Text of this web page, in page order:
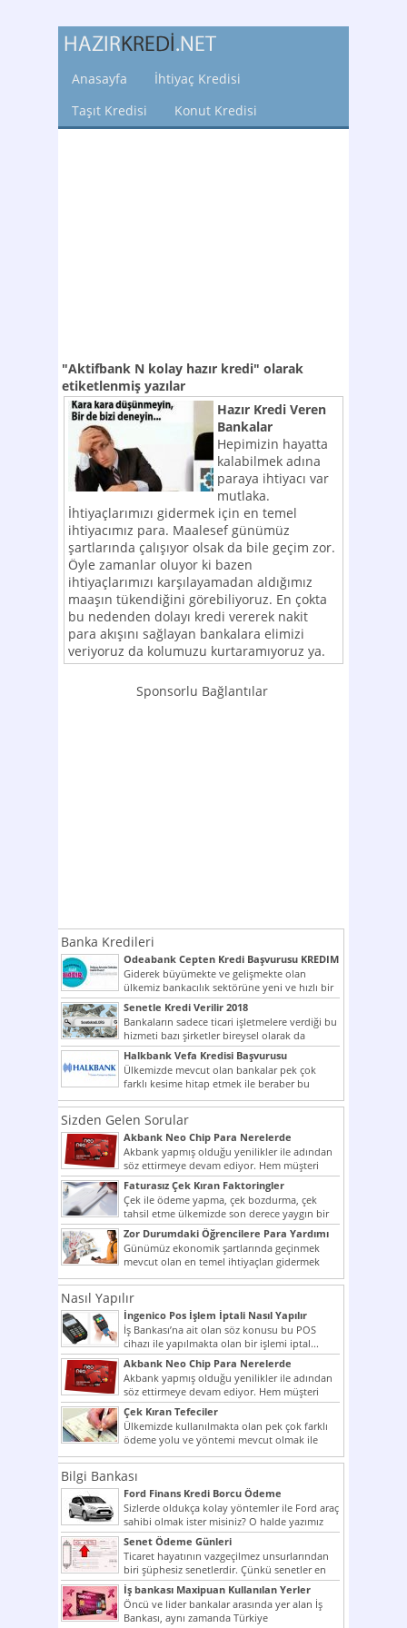
Anasayfa
İhtiyaç Kredisi
Taşıt Kredisi
Konut Kredisi
"Aktifbank N kolay hazır kredi" olarak
etiketlenmiş yazılar
Hazır Kredi Veren
Bankalar
Hepimizin hayatta
kalabilmek adına
paraya ihtiyacı var
mutlaka.
İhtiyaçlarımızı gidermek için en temel
ihtiyacımız para. Maalesef günümüz
şartlarında çalışıyor olsak da bile geçim zor.
Öyle zamanlar oluyor ki bazen
ihtiyaçlarımızı karşılayamadan aldığımız
maaşın tükendiğini görebiliyoruz. En çokta
bu nedenden dolayı kredi vererek nakit
para akışını sağlayan bankalara elimizi
veriyoruz da kolumuzu kurtaramıyoruz ya.
Sponsorlu Bağlantılar
Banka Kredileri
Odeabank Cepten Kredi Başvurusu KREDIM
8444
Giderek büyümekte ve gelişmekte olan
ülkemiz bankacılık sektörüne yeni ve hızlı bir
giriş yapmış olan...
Senetle Kredi Verilir 2018
Bankaların sadece ticari işletmelere verdiği bu
hizmeti bazı şirketler bireysel olarak da
vermektedir. Senetle kredi...
Halkbank Vefa Kredisi Başvurusu
Ülkemizde mevcut olan bankalar pek çok
farklı kesime hitap etmek ile beraber bu
noktada son...
Sizden Gelen Sorular
Akbank Neo Chip Para Nerelerde
Kullanılır?
Akbank yapmış olduğu yenilikler ile adından
söz ettirmeye devam ediyor. Hem müşteri
potansiyelini arttırmak hem...
Faturasız Çek Kıran Faktoringler
Çek ile ödeme yapma, çek bozdurma, çek
tahsil etme ülkemizde son derece yaygın bir
şekilde...
Zor Durumdaki Öğrencilere Para Yardımı
Günümüz ekonomik şartlarında geçinmek
mevcut olan en temel ihtiyaçları gidermek
dahi son derece zor olmak...
Nasıl Yapılır
İngenico Pos İşlem İptali Nasıl Yapılır
İş Bankası’na ait olan söz konusu bu POS
cihazı ile yapılmakta olan bir işlemi iptal...
Akbank Neo Chip Para Nerelerde
Kullanılır?
Akbank yapmış olduğu yenilikler ile adından
söz ettirmeye devam ediyor. Hem müşteri
potansiyelini arttırmak hem...
Çek Kıran Tefeciler
Ülkemizde kullanılmakta olan pek çok farklı
ödeme yolu ve yöntemi mevcut olmak ile
beraber bunlar...
Bilgi Bankası
Ford Finans Kredi Borcu Ödeme
Sizlerde oldukça kolay yöntemler ile Ford araç
sahibi olmak ister misiniz? O halde yazımız
ilginizi...
Senet Ödeme Günleri
Ticaret hayatının vazgeçilmez unsurlarından
biri şüphesiz senetlerdir. Çünkü senetler en
çok kullanılan ödeme araçlarıdır. Taksitler...
İş bankası Maxipuan Kullanılan Yerler
Öncü ve lider bankalar arasında yer alan İş
Bankası, aynı zamanda Türkiye